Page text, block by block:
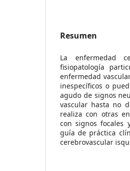
Resumen
La enfermedad
fisiopatología
enfermedad
inespecíficos o
agudo de signos
vascular hasta no
realiza con otras
con signos focales
guía de práctica
cerebrovascular